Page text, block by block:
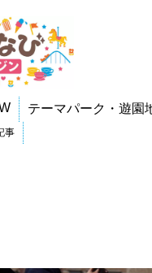
テーマパーク・遊園
事